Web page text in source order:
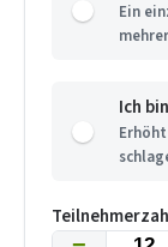
Ein
Ich